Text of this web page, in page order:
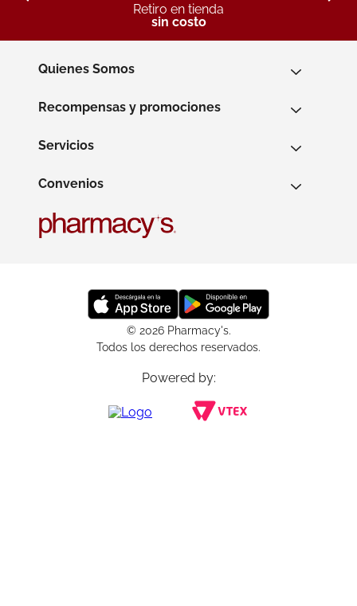
Retiro en tienda
sin costo
Quienes Somos
Recompensas y promociones
Servicios
Convenios
© 2026 Pharmacy's.
Todos los derechos reservados.
Powered by: